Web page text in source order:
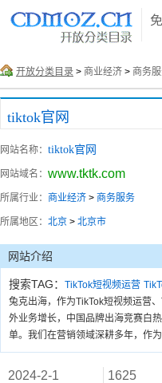
开放分类目录 > 商业经济 > 商务
tiktok官网
网站名称： tiktok官网
网站域名： www.tktk.com
所属行业： 商业经济 > 商务服务
所属地区： 北京 > 北京市
网站介绍
搜索TAG： TikTok短视频运营
兔克出海，作为TikTok短视频运营
外业务增长，中国品牌出海竞赛白
单。我们在营销领域深耕多年，作
2024-2-1 1625